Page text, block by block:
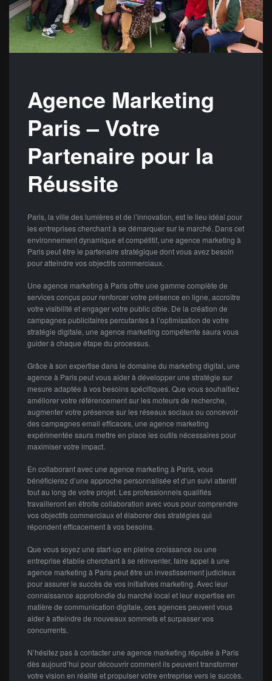
Agence Marketing
Paris – Votre
Partenaire pour la
Réussite
Paris, la ville des lumières et de l’innovation, est le lieu idéal pour
les entreprises cherchant à se démarquer sur le marché. Dans cet
environnement dynamique et compétitif, une agence marketing à
Paris peut être le partenaire stratégique dont vous avez besoin
pour atteindre vos objectifs commerciaux.
Une agence marketing à Paris offre une gamme complète de
services conçus pour renforcer votre présence en ligne, accroître
votre visibilité et engager votre public cible. De la création de
campagnes publicitaires percutantes à l’optimisation de votre
stratégie digitale, une agence marketing compétente saura vous
guider à chaque étape du processus.
Grâce à son expertise dans le domaine du marketing digital, une
agence à Paris peut vous aider à développer une stratégie sur
mesure adaptée à vos besoins spécifiques. Que vous souhaitiez
améliorer votre référencement sur les moteurs de recherche,
augmenter votre présence sur les réseaux sociaux ou concevoir
des campagnes email efficaces, une agence marketing
expérimentée saura mettre en place les outils nécessaires pour
maximiser votre impact.
En collaborant avec une agence marketing à Paris, vous
bénéficierez d’une approche personnalisée et d’un suivi attentif
tout au long de votre projet. Les professionnels qualifiés
travailleront en étroite collaboration avec vous pour comprendre
vos objectifs commerciaux et élaborer des stratégies qui
répondent efficacement à vos besoins.
Que vous soyez une start-up en pleine croissance ou une
entreprise établie cherchant à se réinventer, faire appel à une
agence marketing à Paris peut être un investissement judicieux
pour assurer le succès de vos initiatives marketing. Avec leur
connaissance approfondie du marché local et leur expertise en
matière de communication digitale, ces agences peuvent vous
aider à atteindre de nouveaux sommets et surpasser vos
concurrents.
N’hésitez pas à contacter une agence marketing réputée à Paris
dès aujourd’hui pour découvrir comment ils peuvent transformer
votre vision en réalité et propulser votre entreprise vers le succès.